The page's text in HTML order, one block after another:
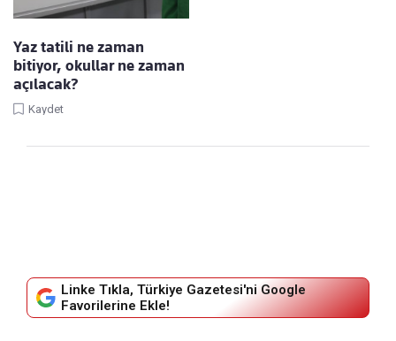
Yaz tatili ne zaman
bitiyor, okullar ne zaman
açılacak?
Kaydet
Linke Tıkla, Türkiye Gazetesi'ni Google
Favorilerine Ekle!